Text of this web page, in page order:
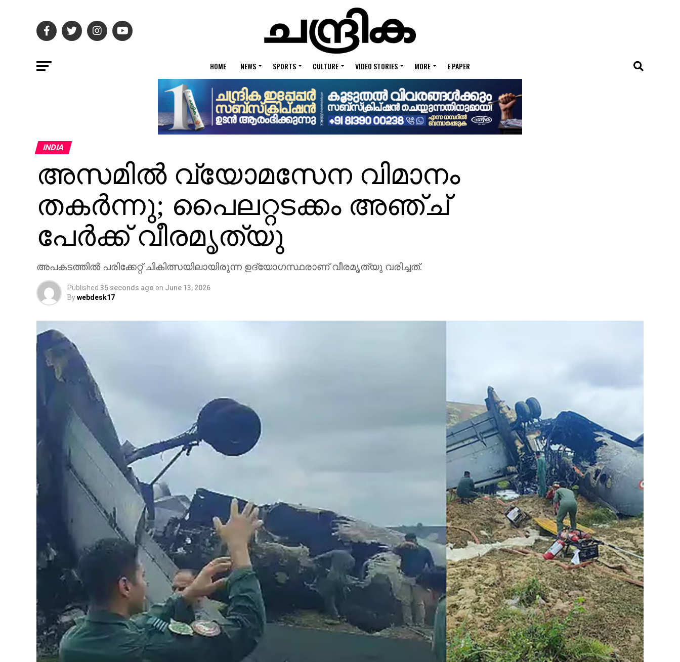
HOME NEWS SPORTS CULTURE VIDEO STORIES MORE E PAPER
INDIA
അസമില്‍ വ്യോമസേന വിമാനം
തകര്‍ന്നു; പൈലറ്റടക്കം അഞ്ച്
പേര്‍ക്ക് വീരമൃത്യു
അപകടത്തില്‍ പരിക്കേറ്റ് ചികിത്സയിലായിരുന്ന ഉദ്യോഗസ്ഥരാണ് വീരമൃത്യു വരിച്ചത്.
Published 35 seconds ago on June 13, 2026
Bywebdesk17